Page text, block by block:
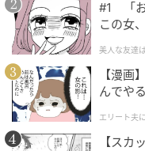
#1 「お
この女
美人な友達
【漫画
んでや
エリート夫
【スカ